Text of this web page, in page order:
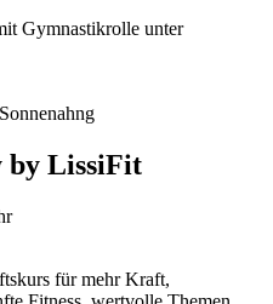
by LissiFit
für mehr Kraft,